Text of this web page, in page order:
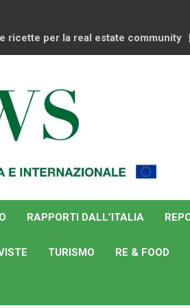
ricette per la real estate community
RAPPORTI DALL’ITALIA
TURISMO RE & FOOD